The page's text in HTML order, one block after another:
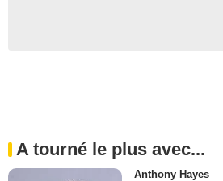
A tourné le plus avec...
Anthony Hayes